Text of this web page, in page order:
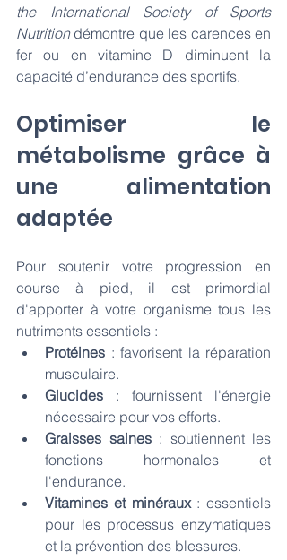
the International Society of Sports
Nutrition démontre que les carences en
fer ou en vitamine D diminuent la
capacité d’endurance des sportifs.
Optimiser le
métabolisme grâce à
une alimentation
adaptée
Pour soutenir votre progression en
course à pied, il est primordial
d'apporter à votre organisme tous les
nutriments essentiels :
Protéines : favorisent la réparation
musculaire.
Glucides : fournissent l'énergie
nécessaire pour vos efforts.
Graisses saines : soutiennent les
fonctions hormonales et
l'endurance.
Vitamines et minéraux : essentiels
pour les processus enzymatiques
et la prévention des blessures.